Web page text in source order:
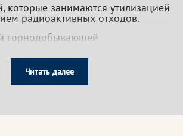
которые занимаются утилизацией
радиоактивных отходов.
горнодобывающей
организаций, использующих
оборудование.
загрязнениями.
Читать далее